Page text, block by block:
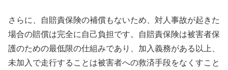
さらに、自賠責保険の補償もないため、対人事故が起きた
場合の賠償は完全に自己負担です。自賠責保険は被害者保
護のための最低限の仕組みであり、加入義務がある以上、
未加入で走行することは被害者への救済手段をなくすこと